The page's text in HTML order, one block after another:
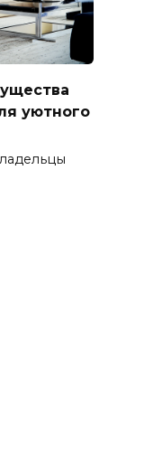
уютного